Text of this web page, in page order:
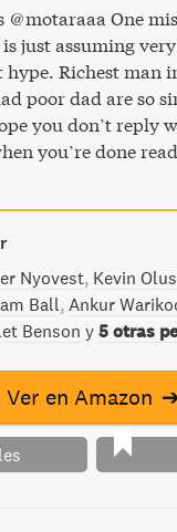
Con ese mensaje
a los 47 años.
filosofía detrás de
dinero. Este libro
tipo de
las escuelas.
generan ingreso
de trabajar.
@motaraaa One
just assuming
hype. Richest man
poor dad are so
you don’t reply
you’re done
Nyovest Kevin
Ball Ankur
Benson y 5 otras
Ver en Amazon